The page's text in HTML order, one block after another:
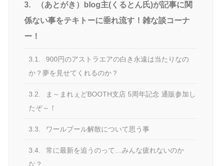
3.
（あとがき）blog主(くるとん氏)が記事に関
係ない事をテキトーに垂れ流す！雑な談コーナ
ー！
3.1.
900円のアストラエアの白き永遠は当たりなの
か？夢を見せてくれるのか？
3.2.
ま～まれぇどBOOTH支店 5周年記念 通販参加し
たぞ～！
3.3. ワールプール解散について思う事
3.4.
常に最新を追うのって…みんな疲れないのか
な？